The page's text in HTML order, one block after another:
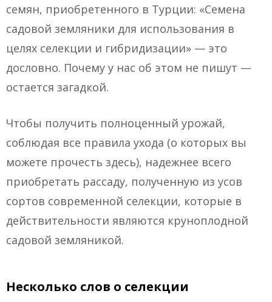
семян, приобретенного в Турции: «Семена
садовой земляники для использования в
целях селекции и гибридизации» — это
дословно. Почему у нас об этом не пишут —
остается загадкой.
Чтобы получить полноценный урожай,
соблюдая все правила ухода (о которых вы
можете прочесть здесь), надежнее всего
приобретать рассаду, полученную из усов
сортов современной селекции, которые в
действительности являются круноплодной
садовой земляникой.
Несколько слов о селекции